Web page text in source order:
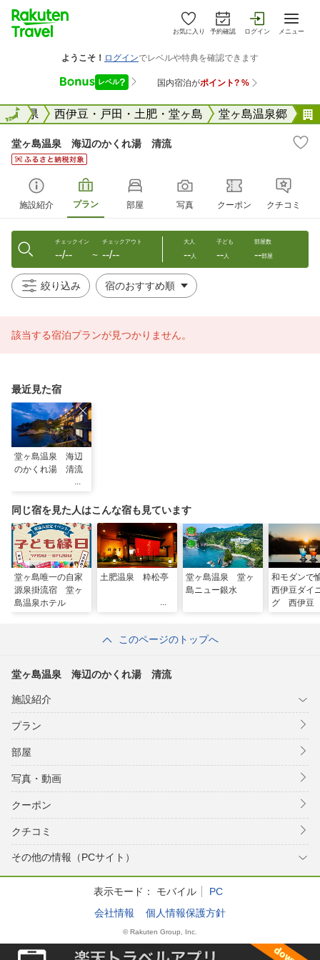
お気に入り 予約確認 ログイン メニュー
静岡県 西伊豆・戸田・土肥・堂ヶ島 堂ヶ島温泉郷
全国
堂ヶ島温泉 海辺のかくれ湯 清流
施設紹介 プラン 部屋 写真 クーポン クチコミ
チェックイン
--/-- 〜
チェックアウト
--/--
大人
--人
子ども
--人
部屋数
--部屋
絞り込み
該当する宿泊プランが見つかりません。
最近見た宿
堂ヶ島温泉 海辺
のかくれ湯 清流
同じ宿を見た人はこんな宿も見ています
堂ヶ島唯一の自家
源泉掛流宿 堂ヶ
島温泉ホテル
土肥温泉 粋松亭
堂ヶ島温泉 堂ヶ
島ニュー銀水
和モダンで
西伊豆ダイ
グ 西伊豆
このページのトップへ
堂ヶ島温泉 海辺のかくれ湯 清流
施設紹介
プラン
部屋
写真・動画
クーポン
クチコミ
その他の情報（PCサイト）
表示モード： モバイル
PC
会社情報
個人情報保護方針
© Rakuten Group, Inc.